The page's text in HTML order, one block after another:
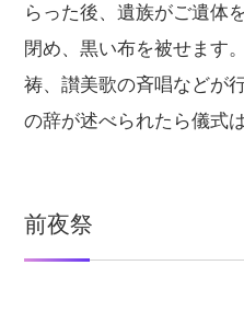
らった後、遺族がご遺体
閉め、黒い布を被せます
祷、讃美歌の斉唱などが
の辞が述べられたら儀式
前夜祭